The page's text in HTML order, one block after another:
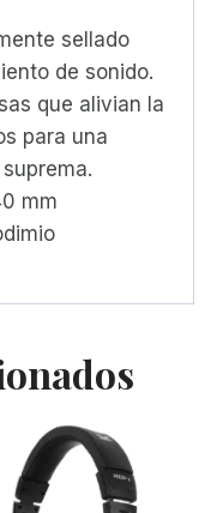
sellado
de sonido.
que alivian la
para una
mm